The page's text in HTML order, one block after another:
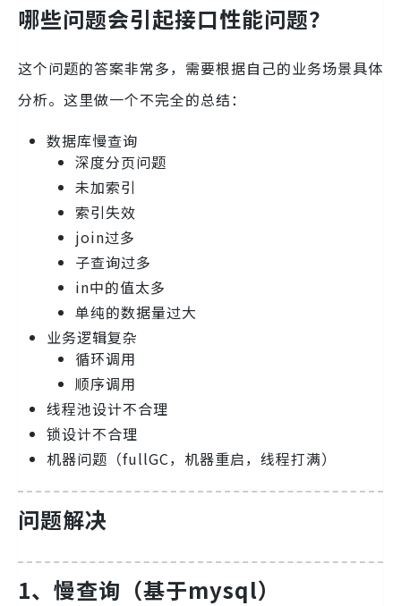
哪些问题会引起接口性能问题？
这个问题的答案非常多，需要根据自己的业务场景具体
分析。这里做一个不完全的总结：
数据库慢查询
深度分页问题
未加索引
索引失效
join过多
子查询过多
in中的值太多
单纯的数据量过大
业务逻辑复杂
循环调用
顺序调用
线程池设计不合理
锁设计不合理
机器问题（fullGC，机器重启，线程打满）
问题解决
1、慢查询（基于mysql）